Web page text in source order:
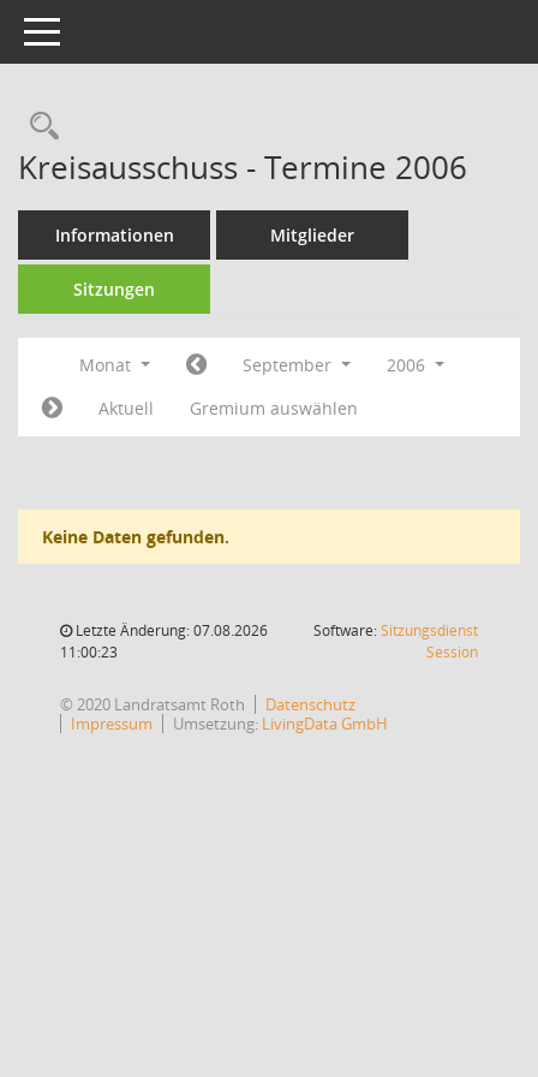
Toggle navigation
Rechercheauswahl
Kreisausschuss - Termine 2006
Informationen Mitglieder
Sitzungen
Monat September
2006
Aktuell
Gremium auswählen
Keine Daten gefunden.
Letzte Änderung: 07.08.2026
11:00:23
Software:Sitzungsdienst
Session(Wird in
© 2020 Landratsamt Roth
Datenschutz
Impressum
Umsetzung: LivingData GmbH